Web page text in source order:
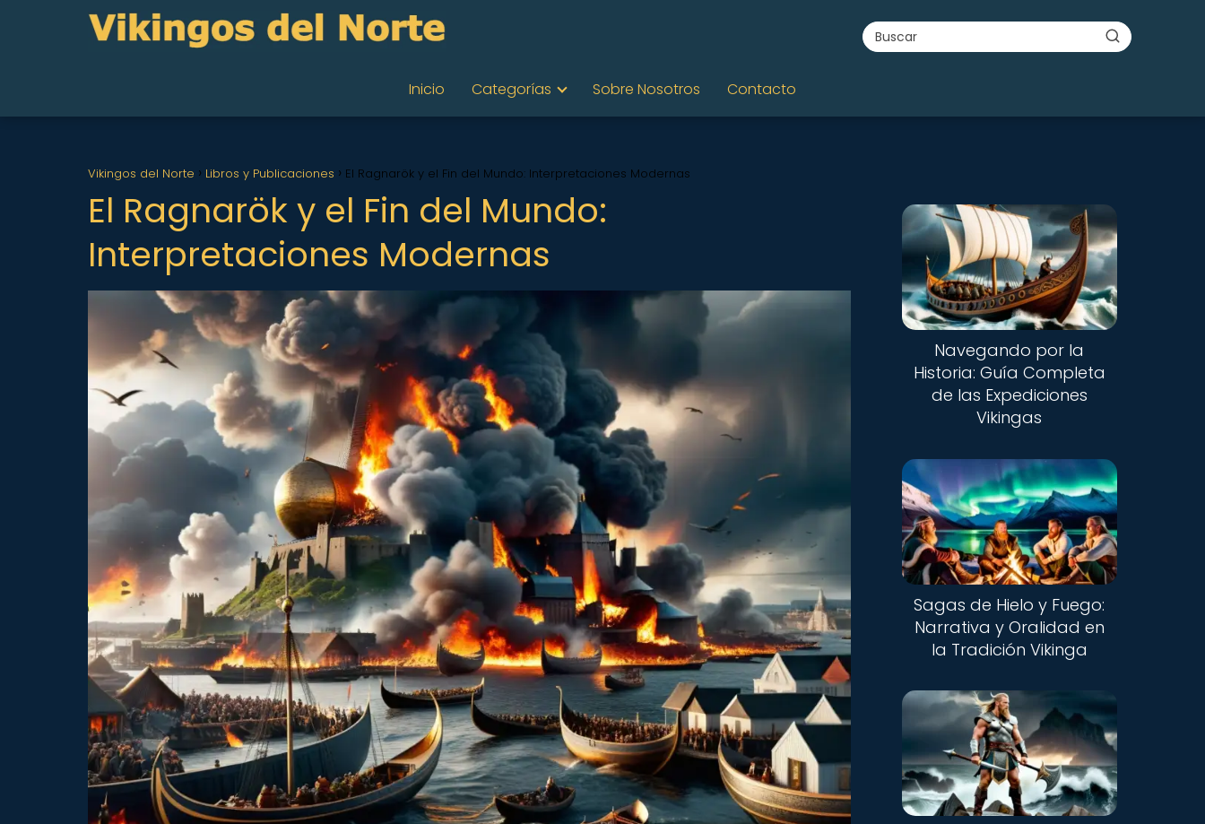
Inicio Categorías Sobre Nosotros Contacto
Vikingos del Norte Libros y Publicaciones El Ragnarök y el Fin del Mundo: Interpretaciones Modernas
El Ragnarök y el Fin del Mundo:
Interpretaciones Modernas
Navegando por la
Historia: Guía Completa
de las Expediciones
Vikingas
Sagas de Hielo y Fuego:
Narrativa y Oralidad en
la Tradición Vikinga